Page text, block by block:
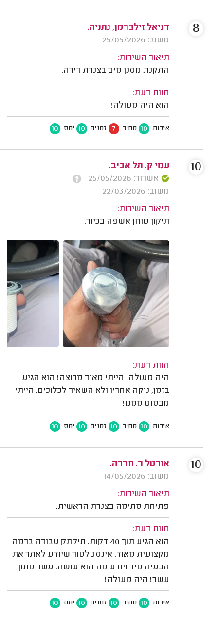
דניאל זילברמן, נתניה.
משוב: 25/05/2026
תיאור השירות:
התקנת מסנן מים בצנרת דירה.
חוות דעת:
הוא היה מעולה!
איכות 10 מחיר 7 זמנים 10 יחס 10
8
עמי ק. תל אביב.
אשרור: 25/05/2026
משוב: 22/03/2026
תיאור השירות:
תיקון טוחן אשפה בכיור.
חוות דעת:
היה מעולה! הייתי מאוד מרוצה! הוא הגיע
בזמן, ניקה אחריו ולא השאיר לכלוכים. הייתי
מבסוט ממנו!
איכות 10 מחיר 10 זמנים 10 יחס 10
10
אורטל ר. חדרה.
משוב: 14/05/2026
תיאור השירות:
פתיחת סתימה בצנרת הראשית.
חוות דעת:
הוא הגיע תוך 40 דקות. תיקתק עבודה ברמה
מקצועית מאוד. אינסטלטור שיודע לאתר את
הבעיה מיד ויודע מה הוא עושה. עשר מתוך
עשר! היה מעולה!
איכות 10 מחיר 10 זמנים 10 יחס 10
10